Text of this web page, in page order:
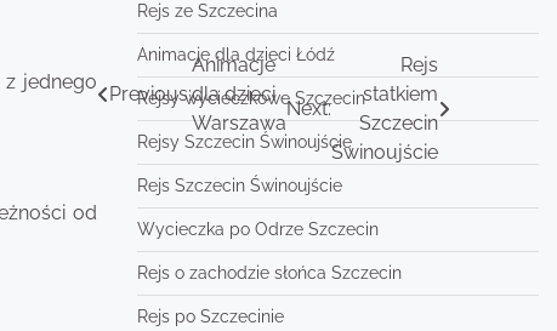
z jednego
od
Previous:
Animacje
dla dzieci
Warszawa
Next:
Rejs
statkiem
Szczecin
Świnoujście
Rejs ze Szczecina
Animacje dla dzieci Łódź
Rejsy wycieczkowe Szczecin
Rejsy Szczecin Świnoujście
Rejs Szczecin Świnoujście
Wycieczka po Odrze Szczecin
Rejs o zachodzie słońca Szczecin
Rejs po Szczecinie